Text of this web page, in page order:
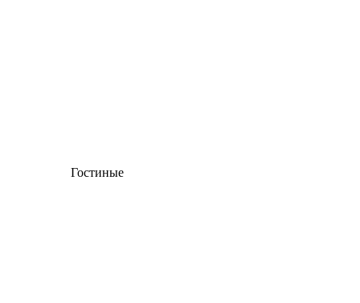
Гостиные